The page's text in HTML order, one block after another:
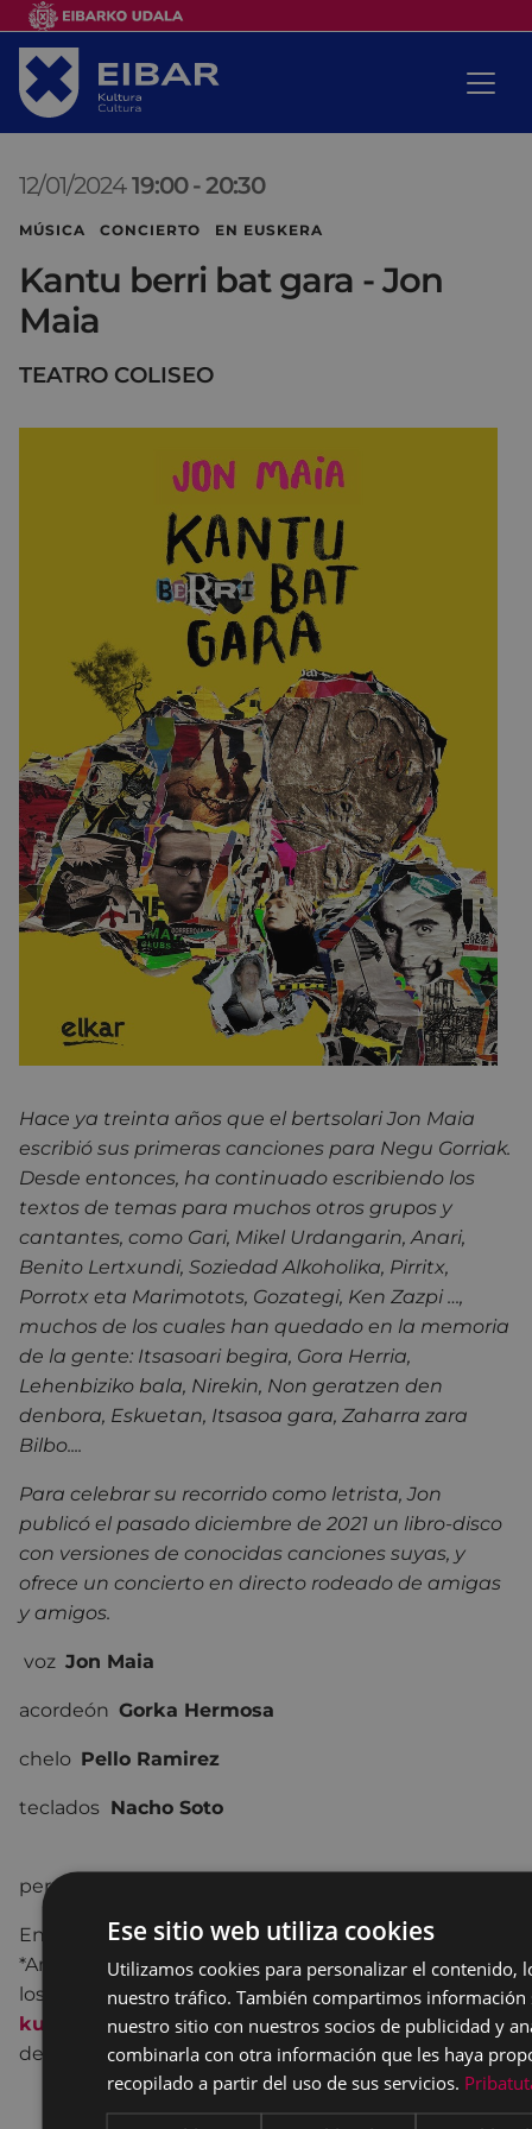
12/01/2024 19:00 -20:30
MÚSICA CONCIERTO EN EUSKERA
Kantu berri bat gara - Jon
Maia
TEATRO COLISEO
Hace ya treinta años que el bertsolari Jon Maia
escribió sus primeras canciones para Negu Gorriak.
Desde entonces, ha continuado escribiendo los
textos de temas para muchos otros grupos y
cantantes, como Gari, Mikel Urdangarin, Anari,
Benito Lertxundi, Soziedad Alkoholika, Pirritx,
Porrotx eta Marimotots, Gozategi, Ken Zazpi …,
muchos de los cuales han quedado en la memoria
de la gente: Itsasoari begira, Gora Herria,
Lehenbiziko bala, Nirekin, Non geratzen den
denbora, Eskuetan, Itsasoa gara, Zaharra zara
Bilbo....
Para celebrar su recorrido como letrista, Jon
publicó el pasado diciembre de 2021 un libro-disco
con versiones de conocidas canciones suyas, y
ofrece un concierto en directo rodeado de amigas
y amigos.
voz Jon Maia
acordeón Gorka Hermosa
chelo Pello Ramirez
teclados Nacho Soto
percusión, voz
Entrada: 12 € / 8,5 € COLISEOAREN LAGUNA -
*Anticipadamente en la taquilla del teatro COLISEO,
los lunes y viernes de 17:30 a 19:30 horas y en
kutxabanky una hora antes del inicio en la taquilla
del teatro.
Ese sitio web utiliza cookies
Utilizamos cookies para personalizar el contenido,
nuestro tráfico. También compartimos información
nuestro sitio con nuestros socios de publicidad y
combinarla con otra información que les haya
recopilado a partir del uso de sus servicios.